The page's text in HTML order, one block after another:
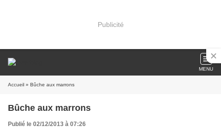
Publicité
MENU
Accueil » Bûche aux marrons
Bûche aux marrons
Publié le 02/12/2013 à 07:26